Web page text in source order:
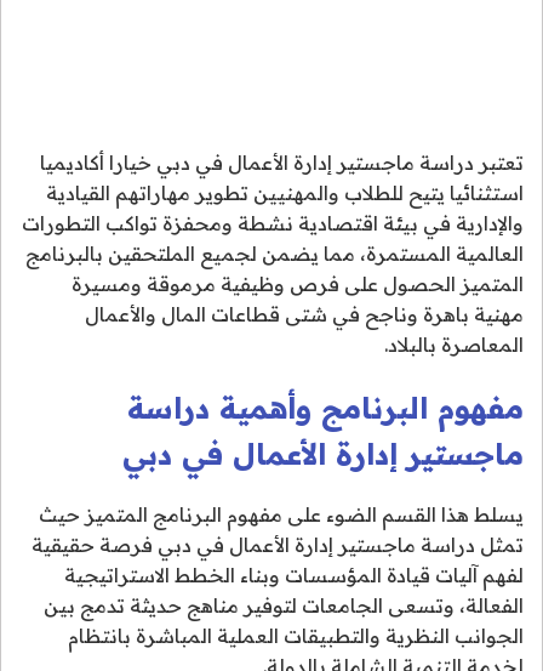
تعتبر دراسة ماجستير إدارة الأعمال في دبي خيارا أكاديميا
استثنائيا يتيح للطلاب والمهنيين تطوير مهاراتهم القيادية
والإدارية في بيئة اقتصادية نشطة ومحفزة تواكب التطورات
العالمية المستمرة، مما يضمن لجميع الملتحقين بالبرنامج
المتميز الحصول على فرص وظيفية مرموقة ومسيرة
مهنية باهرة وناجح في شتى قطاعات المال والأعمال
المعاصرة بالبلاد.
مفهوم البرنامج وأهمية دراسة
ماجستير إدارة الأعمال في دبي
يسلط هذا القسم الضوء على مفهوم البرنامج المتميز حيث
تمثل دراسة ماجستير إدارة الأعمال في دبي فرصة حقيقية
لفهم آليات قيادة المؤسسات وبناء الخطط الاستراتيجية
الفعالة، وتسعى الجامعات لتوفير مناهج حديثة تدمج بين
الجوانب النظرية والتطبيقات العملية المباشرة بانتظام